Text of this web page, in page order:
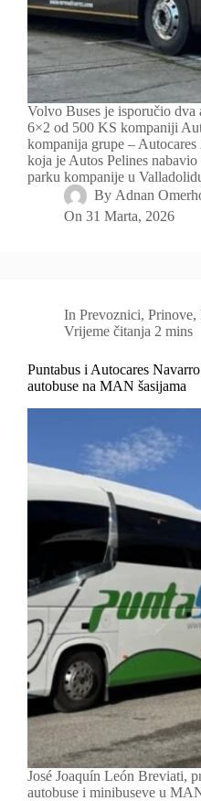
Volvo Buses je isporučio dva
6×2 od 500 KS kompaniji
kompanija grupe –
koja je Autos Pelines
parku kompanije u
By Adnan
On 31 Marta, 2026
In Prevoznici,Prinove,
Vrijeme čitanja 2 mins
Puntabus i Autocares
autobuse na MAN šasijama
José Joaquín León Breviati,
autobuse i minibuseve u